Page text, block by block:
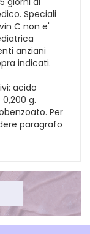
Speciali
C non e'
anziani
indicati.
acido
g.
Per
paragrafo